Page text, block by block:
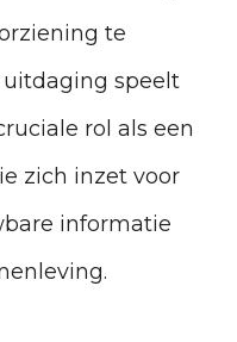
te
speelt
rol als een
zich inzet voor
informatie